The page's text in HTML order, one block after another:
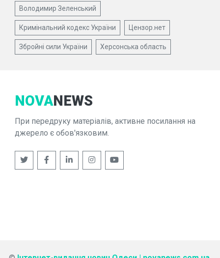
Володимир Зеленський
Кримінальний кодекс України Цензор.нет
Збройні сили України Херсонська область
NOVANEWS
При передруку матеріалів, активне посилання на
джерело є обов'язковим.